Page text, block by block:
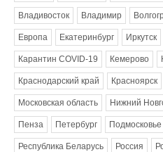
Владивосток Владимир
Европа Екатеринбург Иркутск
Карантин COVID-19 Кемерово
Краснодарский край Красноярск
Московская область Нижний
Пенза Петербург Подмосковье
Республика Беларусь Россия